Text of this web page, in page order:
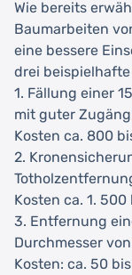
Wie bereits
Baumarbeiten
eine bessere
drei
1. Fällung einer
mit guter
Kosten ca. 800
2.
Kosten ca. 1.
3. Entfernung
Durchmesser
Kosten: ca. 50